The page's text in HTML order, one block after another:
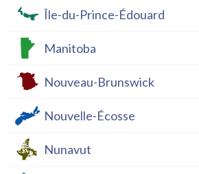
Île-du-Prince-Édouard
Manitoba
Nouveau-Brunswick
Nouvelle-Écosse
Nunavut